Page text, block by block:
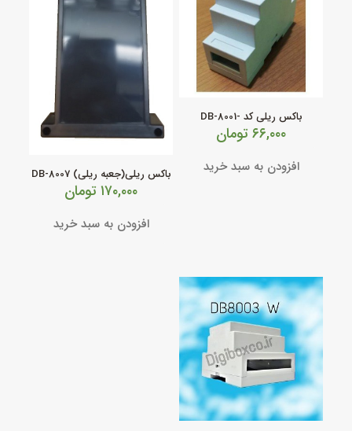
باکس ریلی کد -DB-8001
۶۶,۰۰۰ تومان
افزودن به سبد خرید باکس ریلی(جعبه ریلی) DB-8007
۱۷۰,۰۰۰ تومان
افزودن به سبد خرید